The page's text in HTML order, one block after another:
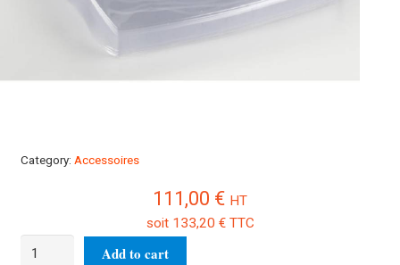
Category: Accessoires
111,00 € HT
soit 133,20 €TTC
Add to cart